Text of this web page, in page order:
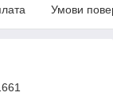
Умови